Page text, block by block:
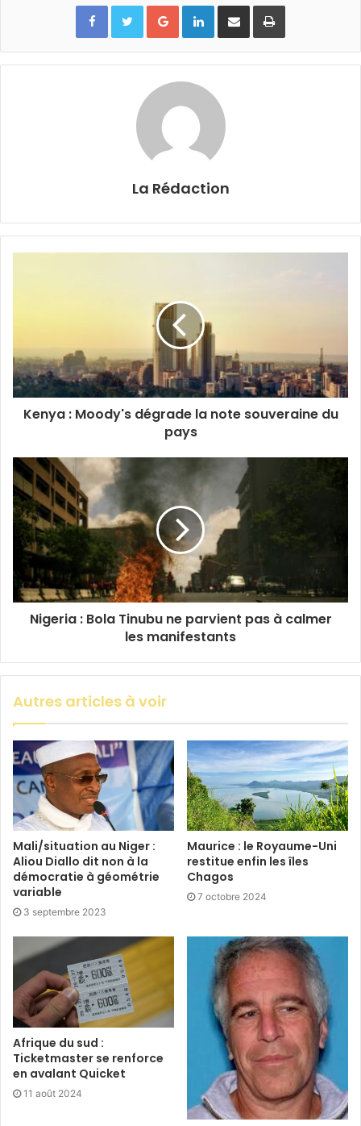
Google+LinkedinPartager par email Imprimer
La Rédaction
Kenya : Moody's dégrade la note souveraine du
pays
Nigeria : Bola Tinubu ne parvient pas à calmer
les manifestants
Autres articles à voir
Mali/situation au Niger :
Aliou Diallo dit non à la
démocratie à géométrie
variable
3 septembre 2023
Maurice : le Royaume-Uni
restitue enfin les îles
Chagos
7 octobre 2024
Afrique du sud :
Ticketmaster se renforce
en avalant Quicket
11 août 2024